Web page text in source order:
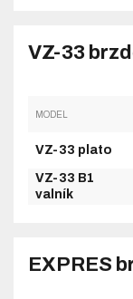
VZ-33
MODEL
VZ-33 plato
VZ-33 B1
valník
EXPRES